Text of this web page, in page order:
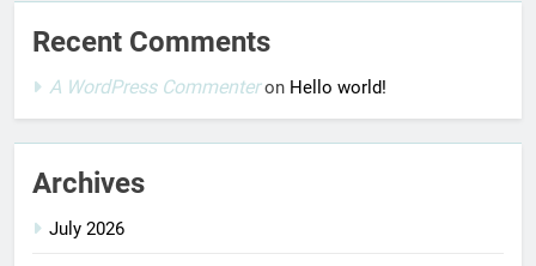
Recent Comments
A WordPress Commenteron Hello world!
Archives
July 2026